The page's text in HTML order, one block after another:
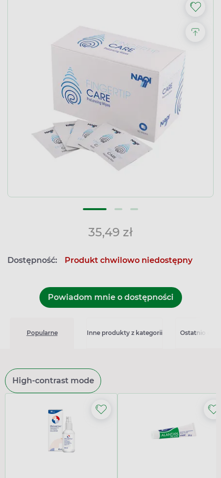
35,49 zł
Dostępność: Produkt chwilowo niedostępny
Powiadom mnie o dostępności
Popularne Inne produkty z kategorii Ostatnio
High-contrast mode